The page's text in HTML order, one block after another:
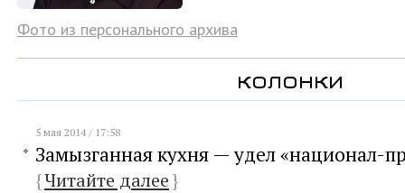
Фото из персонального архива
колонки
5 мая 2014 / 17:58
Замызганная кухня — удел «национал-
{Читайте далее}